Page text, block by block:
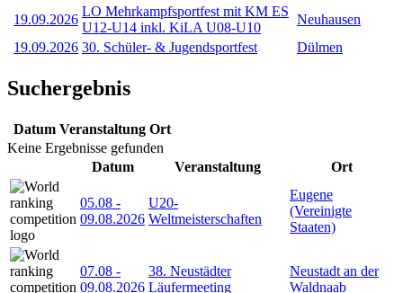
19.09.2026
LO Mehrkampfsportfest mit KM ES
U12-U14 inkl. KiLA U08-U10
Neuhausen
19.09.2026 30. Schüler- & Jugendsportfest Dülmen
Suchergebnis
Datum Veranstaltung Ort
Keine Ergebnisse gefunden
Datum
Veranstaltung Ort
05.08 -
09.08.2026
U20-
Weltmeisterschaften
Eugene
(Vereinigte
Staaten)
07.08 -
09.08.2026
38. Neustädter
Läufermeeting
Neustadt an der
Waldnaab